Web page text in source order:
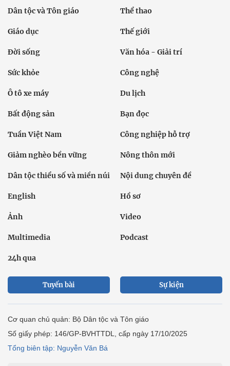
Dân tộc và Tôn giáo Thể thao
Giáo dục Thế giới
Đời sống Văn hóa - Giải trí
Sức khỏe Công nghệ
Ô tô xe máy Du lịch
Bất động sản Bạn đọc
Tuần Việt Nam Công nghiệp hỗ trợ
Giảm nghèo bền vững Nông thôn mới
Dân tộc thiểu số và miền núi Nội dung chuyên đề
English Hồ sơ
Ảnh Video
Multimedia Podcast
24h qua
Tuyến bài Sự kiện
Cơ quan chủ quản: Bộ Dân tộc và Tôn giáo
Số giấy phép: 146/GP-BVHTTDL, cấp ngày 17/10/2025
Tổng biên tập: Nguyễn Văn Bá